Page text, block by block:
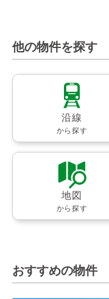
他の物件を探す
沿線
から探す
地図
から探す
おすすめの物件